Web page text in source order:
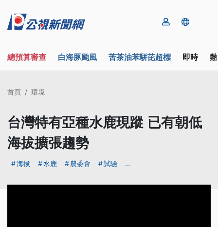
總預算審查 白海豚颱風 苦茶油苯駢芘超標 即時
首頁 環境
台灣特有亞種水鹿現蹤 已有朝低
海拔擴張趨勢
海拔 水鹿 農委會 試驗 ...